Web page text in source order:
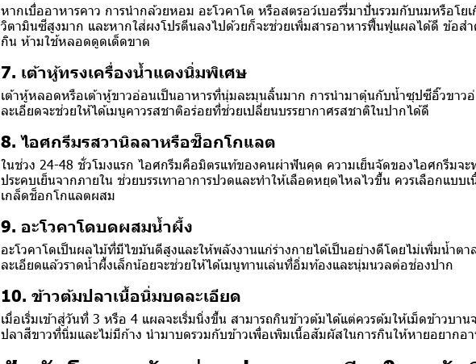
หากเบื่ออาหารคาว การนำกล้วยหอม อะโวคาโด หรือสตรอว์เบอร์รี่มาปั่นรวมกับนมหรือโยเ
วิตามินซีสูงมาก และหากใส่ผงโปรตีนลงไปด้วยก็จะช่วยเพิ่มสารอาหารฟื้นฟูแผลได้ดี ข้อ
กิน ห้ามใช้หลอดดูดเด็ดขาด
7. เต้าหู้ทรงเครื่องน้ำแดงนิ่มพิเศษ
เต้าหู้หลอดหรือเต้าหู้ขาวอ่อนเป็นอาหารที่นุ่มละมุนลิ้นมาก การนำมาตุ๋นกับน้ำซุปซีอิ๊วขา
ละเอียดจะช่วยให้ได้เมนูคาวรสชาติอร่อยที่ช่วยเปลี่ยนบรรยากาศรสชาติในปากได้ดี
8. ไอศกรีมรสวานิลลาหรือช็อกโกแลต
ในช่วง 24-48 ชั่วโมงแรก ไอศกรีมคือมิตรแท้ของคนผ่าฟันคุด ความเย็นจัดของไอศกรีมจ
ประคบเย็นจากภายใน ช่วยบรรเทาอาการปวดและทำให้เลือดหยุดไหลไวขึ้น ควรเลือกแบบ
เกล็ดช็อกโกแลตผสม
9. อะโวคาโดบดผสมน้ำผึ้ง
อะโวคาโดเป็นผลไม้ที่มีไขมันดีสูงและให้พลังงานแก่ร่างกายได้เป็นอย่างดีโดยไม่เพิ่มน้ำต
ละเอียดแล้วราดน้ำผึ้งเล็กน้อยจะช่วยให้ได้เมนูทานเล่นที่อิ่มท้องและนุ่มนวลต่อช่องปาก
10. ข้าวต้มปลาเนื้อนิ่มบดละเอียด
เมื่อเริ่มเข้าสู่วันที่ 3 หรือ 4 แผลจะเริ่มนิ่งขึ้น สามารถกินข้าวต้มได้แต่ควรต้มให้เม็ดข้าวบาน
ปลาสีขาวที่นิ่มและไม่มีก้าง นำมาบดรวมกับข้าวเพื่อเพิมเนื้อสัมผัสในการกินให้หายอยากอ